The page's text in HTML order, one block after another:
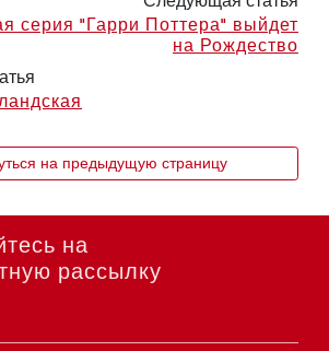
серия "Гарри Поттера" выйдет
на Рождество
на предыдущую страницу
на
рассылку